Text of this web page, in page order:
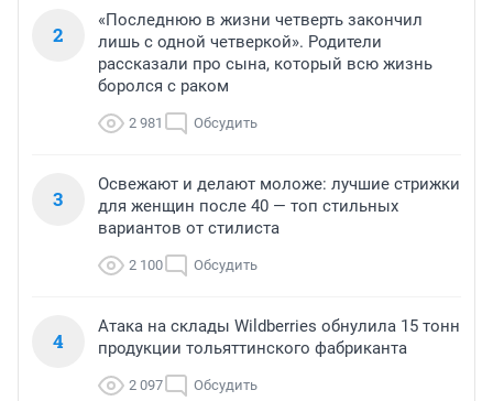
2
«Последнюю в жизни четверть закончил
лишь с одной четверкой». Родители
рассказали про сына, который всю жизнь
боролся с раком
2 981 Обсудить
3
Освежают и делают моложе: лучшие стрижки
для женщин после 40 — топ стильных
вариантов от стилиста
2 100 Обсудить
4
Атака на склады Wildberries обнулила 15 тонн
продукции тольяттинского фабриканта
2 097 Обсудить